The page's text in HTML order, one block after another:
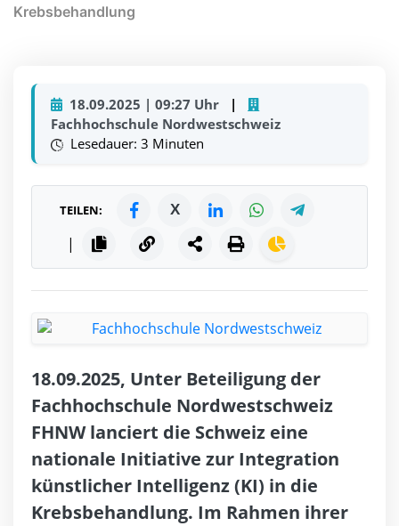
Krebsbehandlung
18.09.2025 | 09:27 Uhr
|
Fachhochschule Nordwestschweiz
Lesedauer: 3 Minuten
TEILEN: X
|
18.09.2025, Unter Beteiligung der
Fachhochschule Nordwestschweiz
FHNW lanciert die Schweiz eine
nationale Initiative zur Integration
künstlicher Intelligenz (KI) in die
Krebsbehandlung. Im Rahmen ihrer